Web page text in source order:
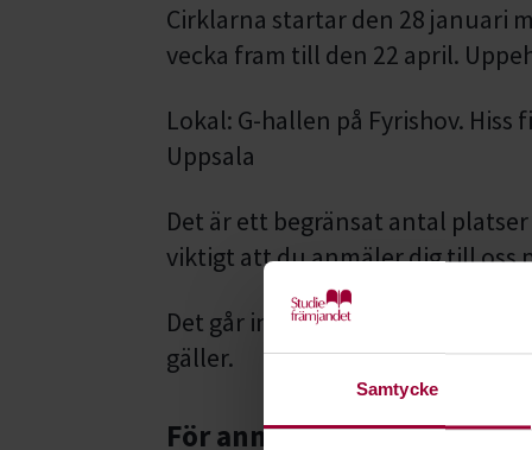
Samtycke
Cirklarna startar den 28 januari
vecka fram till den 22 april.
Lokal: G-hallen på Fyrishov.
Uppsala
Det är ett begränsat antal
viktigt att du anmäler dig till oss
Det går inte att anmäla sig på
gäller.
För anmälan och mer info: